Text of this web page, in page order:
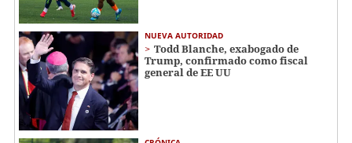
NUEVA AUTORIDAD
Todd Blanche, exabogado de
Trump, confirmado como fiscal
general de EE UU